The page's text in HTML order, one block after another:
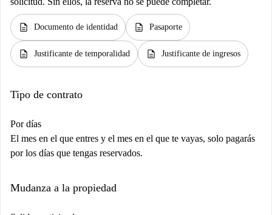
description Documento de identidad description Pasaporte
description Justificante de temporalidad description Justificante de ingresos
Tipo de contrato
Por días
El mes en el que entres y el mes en el que te vayas, solo pagarás
por los días que tengas reservados.
Mudanza a la propiedad